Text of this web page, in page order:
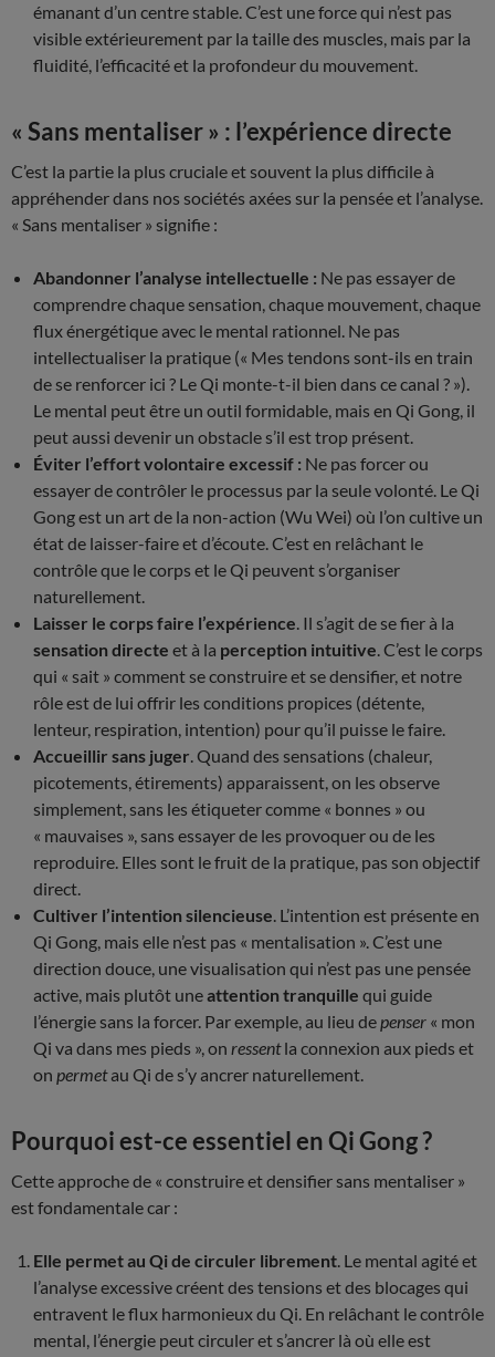
émanant d’un centre stable. C’est une force qui n’est pas
visible extérieurement par la taille des muscles, mais par la
fluidité, l’efficacité et la profondeur du mouvement.
« Sans mentaliser » : l’expérience directe
C’est la partie la plus cruciale et souvent la plus difficile à
appréhender dans nos sociétés axées sur la pensée et l’analyse.
« Sans mentaliser » signifie :
Abandonner l’analyse intellectuelle : Ne pas essayer de
comprendre chaque sensation, chaque mouvement, chaque
flux énergétique avec le mental rationnel. Ne pas
intellectualiser la pratique (« Mes tendons sont-ils en train
de se renforcer ici ? Le Qi monte-t-il bien dans ce canal ? »).
Le mental peut être un outil formidable, mais en Qi Gong, il
peut aussi devenir un obstacle s’il est trop présent.
Éviter l’effort volontaire excessif : Ne pas forcer ou
essayer de contrôler le processus par la seule volonté. Le Qi
Gong est un art de la non-action (Wu Wei) où l’on cultive un
état de laisser-faire et d’écoute. C’est en relâchant le
contrôle que le corps et le Qi peuvent s’organiser
naturellement.
Laisser le corps faire l’expérience. Il s’agit de se fier à la
sensation directe et à la perception intuitive. C’est le corps
qui « sait » comment se construire et se densifier, et notre
rôle est de lui offrir les conditions propices (détente,
lenteur, respiration, intention) pour qu’il puisse le faire.
Accueillir sans juger. Quand des sensations (chaleur,
picotements, étirements) apparaissent, on les observe
simplement, sans les étiqueter comme « bonnes » ou
« mauvaises », sans essayer de les provoquer ou de les
reproduire. Elles sont le fruit de la pratique, pas son objectif
direct.
Cultiver l’intention silencieuse. L’intention est présente en
Qi Gong, mais elle n’est pas « mentalisation ». C’est une
direction douce, une visualisation qui n’est pas une pensée
active, mais plutôt uneattention tranquille qui guide
l’énergie sans la forcer. Par exemple, au lieu depenser « mon
Qi va dans mes pieds », on ressentla connexion aux pieds et
on permetau Qi de s’y ancrer naturellement.
Pourquoi est-ce essentiel en Qi Gong ?
Cette approche de « construire et densifier sans mentaliser »
est fondamentale car :
Elle permet au Qi de circuler librement. Le mental agité et
l’analyse excessive créent des tensions et des blocages qui
entravent le flux harmonieux du Qi. En relâchant le contrôle
mental, l’énergie peut circuler et s’ancrer là où elle est